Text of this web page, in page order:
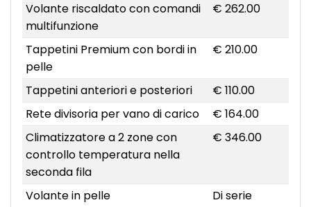
Volante riscaldato con comandi
multifunzione
€ 262.00
Tappetini Premium con bordi in
pelle
€ 210.00
Tappetini anteriori e posteriori
€ 110.00
Rete divisoria per vano di carico
€ 164.00
Climatizzatore a 2 zone con
controllo temperatura nella
seconda fila
€ 346.00
Volante in pelle
Di serie